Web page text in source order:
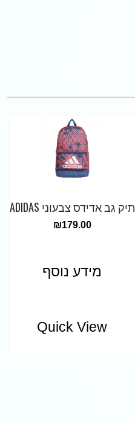
תיק גב אדידס צבעוני ADIDAS
₪179.00
מידע נוסף
Quick View